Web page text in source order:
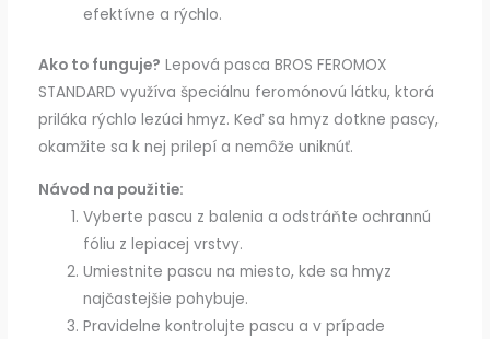
efektívne a rýchlo.
Ako to funguje? Lepová pasca BROS FEROMOX
STANDARD využíva špeciálnu feromónovú látku, ktorá
priláka rýchlo lezúci hmyz. Keď sa hmyz dotkne pascy,
okamžite sa k nej prilepí a nemôže uniknúť.
Návod na použitie:
Vyberte pascu z balenia a odstráňte ochrannú
fóliu z lepiacej vrstvy.
Umiestnite pascu na miesto, kde sa hmyz
najčastejšie pohybuje.
Pravidelne kontrolujte pascu a v prípade